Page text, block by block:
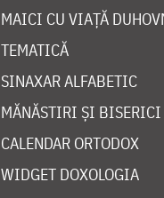
MAICI CU VIAȚĂ
TEMATICĂ
SINAXAR ALFABETIC
MĂNĂSTIRI ȘI BISERICI
CALENDAR ORTODOX
WIDGET DOXOLOGIA